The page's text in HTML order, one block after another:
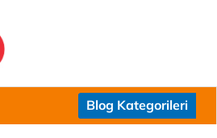
Blog Kategorileri